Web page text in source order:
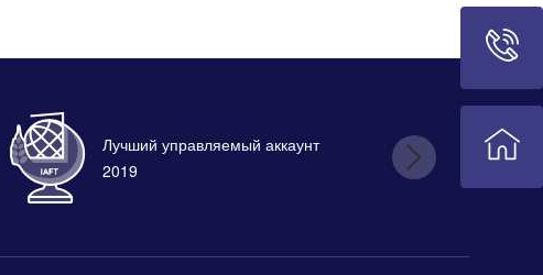
Лучший управляемый аккаунт
2019